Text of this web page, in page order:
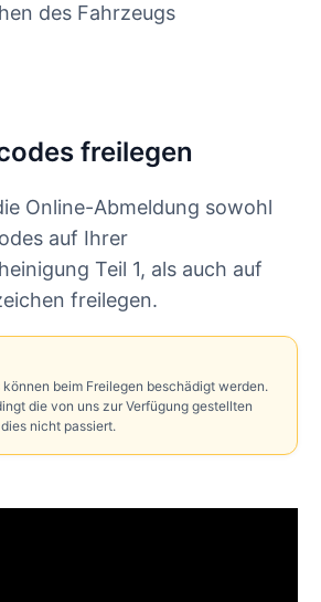
des Fahrzeugs
freilegen
Online-Abmeldung sowohl
auf Ihrer
Teil 1, als auch auf
freilegen.
beim Freilegen beschädigt werden.
die von uns zur Verfügung gestellten
nicht passiert.